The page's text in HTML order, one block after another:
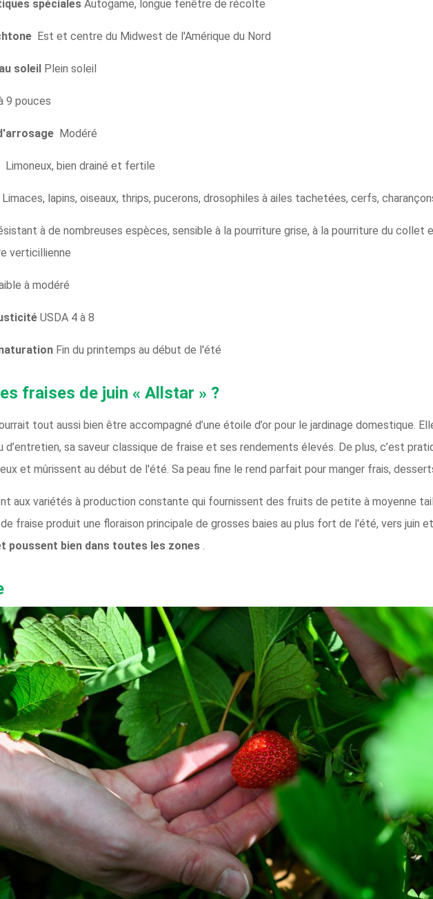
spéciales Autogame, longue fenêtre de récolte
Est et centre du Midwest de l'Amérique du Nord
soleil Plein soleil
9 pouces
Modéré
Limoneux, bien drainé et fertile
Limaces, lapins, oiseaux, thrips, pucerons, drosophiles à ailes tachetées, cerfs,
à de nombreuses espèces, sensible à la pourriture grise, à la pourriture du collet
verticillienne
à modéré
USDA 4 à 8
Fin du printemps au début de l'été
fraises de juin « Allstar » ?
tout aussi bien être accompagné d’une étoile d’or pour le jardinage domestique.
d’entretien, sa saveur classique de fraise et ses rendements élevés. De plus, c’est
et mûrissent au début de l'été. Sa peau fine le rend parfait pour manger frais,
aux variétés à production constante qui fournissent des fruits de petite à moyenne
fraise produit une floraison principale de grosses baies au plus fort de l'été, vers juin
poussent bien dans toutes les zones .